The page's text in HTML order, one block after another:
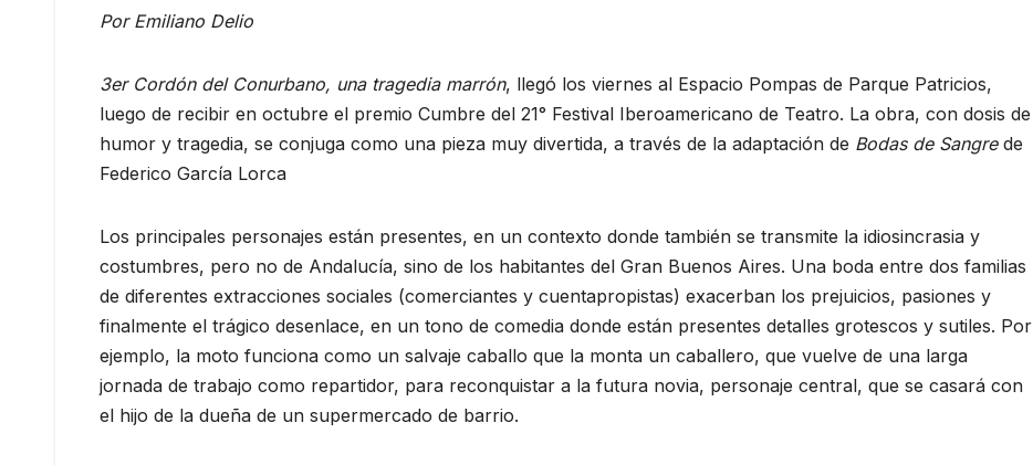
Por Emiliano Delio
3er Cordón del Conurbano, una tragedia marrón, llegó los viernes al Espacio Pompas de Parque Patricios,
luego de recibir en octubre el premio Cumbre del 21° Festival Iberoamericano de Teatro. La obra, con dosis de
humor y tragedia, se conjuga como una pieza muy divertida, a través de la adaptación de Bodas de Sangrede
Federico García Lorca
Los principales personajes están presentes, en un contexto donde también se transmite la idiosincrasia y
costumbres, pero no de Andalucía, sino de los habitantes del Gran Buenos Aires. Una boda entre dos familias
de diferentes extracciones sociales (comerciantes y cuentapropistas) exacerban los prejuicios, pasiones y
finalmente el trágico desenlace, en un tono de comedia donde están presentes detalles grotescos y sutiles. Por
ejemplo, la moto funciona como un salvaje caballo que la monta un caballero, que vuelve de una larga
jornada de trabajo como repartidor, para reconquistar a la futura novia, personaje central, que se casará con
el hijo de la dueña de un supermercado de barrio.